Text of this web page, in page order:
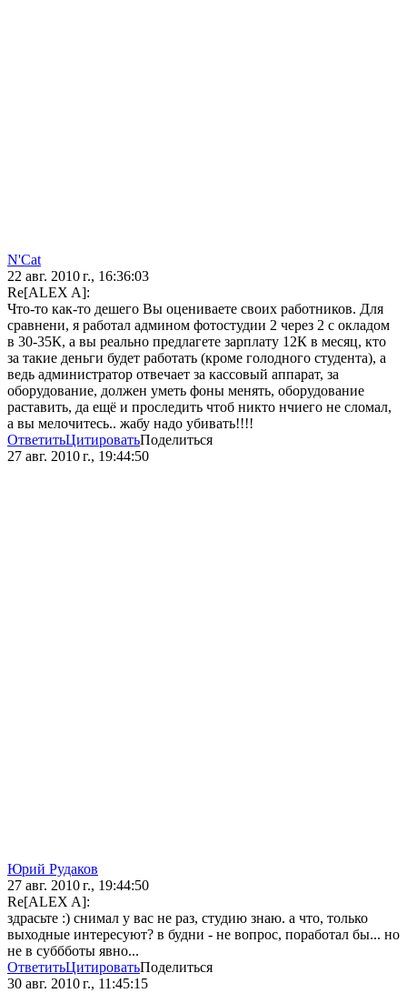
N'Cat
22 авг. 2010 г., 16:36:03
Re[ALEX A]:
Что-то как-то дешего Вы оцениваете своих работников. Для
сравнени, я работал админом фотостудии 2 через 2 с окладом
в 30-35К, а вы реально предлагете зарплату 12К в месяц, кто
за такие деньги будет работать (кроме голодного студента), а
ведь администратор отвечает за кассовый аппарат, за
оборудование, должен уметь фоны менять, оборудование
раставить, да ещё и проследить чтоб никто нчиего не сломал,
а вы мелочитесь.. жабу надо убивать!!!!
ОтветитьЦитироватьПоделиться
27 авг. 2010 г., 19:44:50
Юрий Рудаков
27 авг. 2010 г., 19:44:50
Re[ALEX A]:
здрасьте :) снимал у вас не раз, студию знаю. а что, только
выходные интересуют? в будни - не вопрос, поработал бы... но
не в суббботы явно...
ОтветитьЦитироватьПоделиться
30 авг. 2010 г., 11:45:15